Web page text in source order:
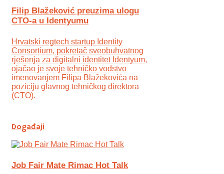
Filip Blažeković preuzima ulogu
CTO-a u Identyumu
Hrvatski regtech startup Identity
Consortium, pokretač sveobuhvatnog
rješenja za digitalni identitet Identyum,
ojаčao je svoje tehničko vodstvo
imenovanjem Filipa Blažekovića na
poziciju glavnog tehničkog direktora
(CTO).
Događaji
Job Fair Mate Rimac Hot Talk